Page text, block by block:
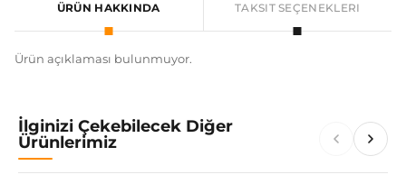
ÜRÜN HAKKINDA TAKSIT SEÇENEKLERI
Ürün açıklaması bulunmuyor.
İlginizi Çekebilecek Diğer
Ürünlerimiz